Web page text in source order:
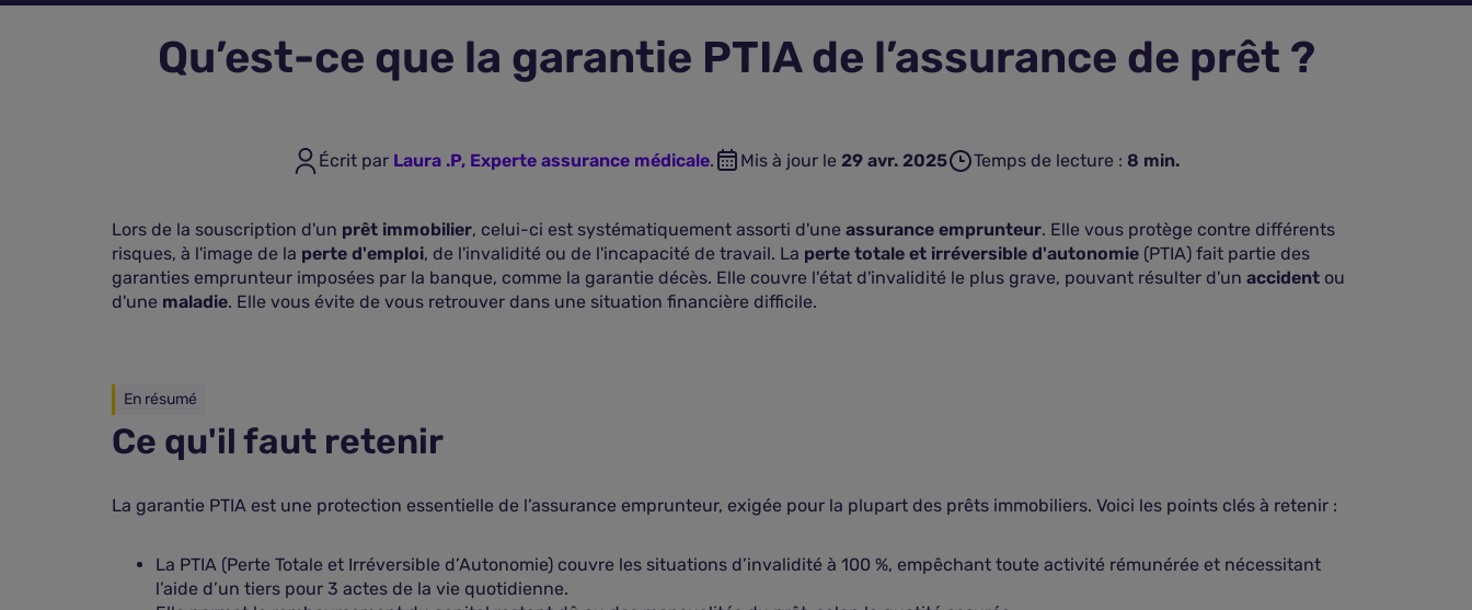
Qu’est-ce que la garantie PTIA de l’assurance de prêt ?
Écrit par Laura .P, Experte assurance médicale. Mis à jour le 29 avr. 2025 Temps de lecture : 8 min.
Lors de la souscription d'un prêt immobilier, celui-ci est systématiquement assorti d'une assurance emprunteur. Elle vous protège contre différents
risques, à l'image de la perte d'emploi, de l'invalidité ou de l'incapacité de travail. La perte totale et irréversible d'autonomie (PTIA) fait partie des
garanties emprunteur imposées par la banque, comme la garantie décès. Elle couvre l'état d'invalidité le plus grave, pouvant résulter d'un accident ou
d'une maladie. Elle vous évite de vous retrouver dans une situation financière difficile.
En résumé
Ce qu'il faut retenir
La garantie PTIA est une protection essentielle de l’assurance emprunteur, exigée pour la plupart des prêts immobiliers. Voici les points clés à retenir :
La PTIA (Perte Totale et Irréversible d’Autonomie) couvre les situations d’invalidité à 100 %, empêchant toute activité rémunérée et nécessitant
l’aide d’un tiers pour 3 actes de la vie quotidienne.